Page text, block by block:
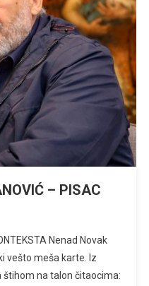
– PISAC
Nenad Novak
vešto meša karte. Iz
štihom na talon čitaocima: